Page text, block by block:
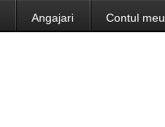
Angajari Contul meu